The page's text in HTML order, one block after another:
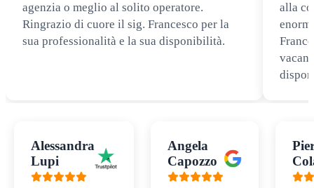
agenzia o meglio al solito operatore.
Ringrazio di cuore il sig. Francesco per la
sua professionalità e la sua disponibilità.
alla
Alessandra
Lupi
Angela
Capozzo